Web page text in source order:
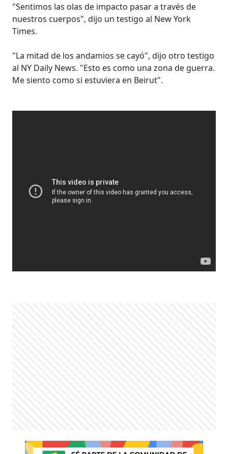
"Sentimos las olas de impacto pasar a través de
nuestros cuerpos", dijo un testigo al New York
Times.
"La mitad de los andamios se cayó", dijo otro testigo
al NY Daily News. "Esto es como una zona de guerra.
Me siento como si estuviera en Beirut".